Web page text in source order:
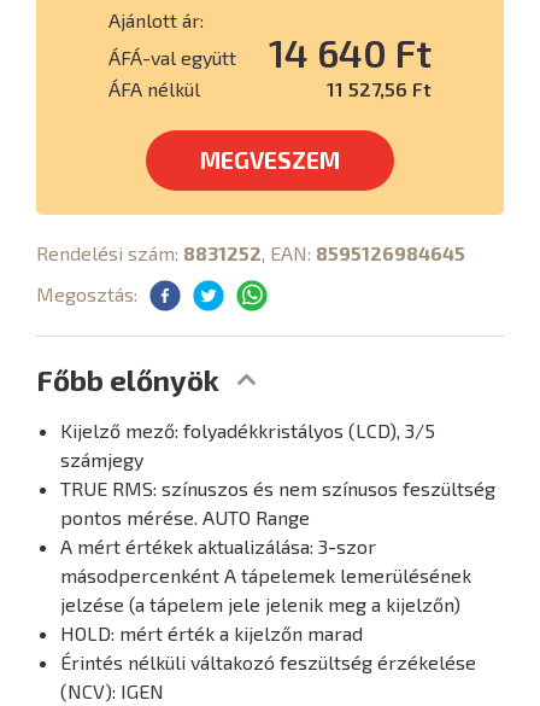
Ajánlott ár:
ÁFÁ-val együtt
14 640 Ft
ÁFA nélkül 11 527,56 Ft
MEGVESZEM
Rendelési szám: 8831252, EAN: 8595126984645
Megosztás:
Főbb előnyök
Kijelző mező: folyadékkristályos (LCD), 3/5
számjegy
TRUE RMS: színuszos és nem színusos feszültség
pontos mérése. AUTO Range
A mért értékek aktualizálása: 3-szor
másodpercenként A tápelemek lemerülésének
jelzése (a tápelem jele jelenik meg a kijelzőn)
HOLD: mért érték a kijelzőn marad
Érintés nélküli váltakozó feszültség érzékelése
(NCV): IGEN